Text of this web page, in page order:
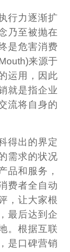
行力逐渐扩
乃至被抛在
是危害消费
来源于
运用，因此
就是指企业
流将自身的
得出的界定
需求的状况
品和服务，
费者全自动
，让大家根
最后达到企
。根据互联
，是口碑营销